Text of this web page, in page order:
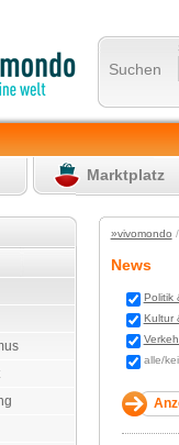
Suchen
Marktplatz
»vivomondo /
News
Politik
Kultur
alle/